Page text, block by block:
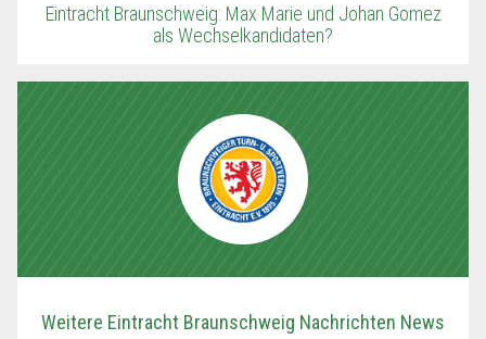
Eintracht Braunschweig: Max Marie und Johan Gomez
als Wechselkandidaten?
Weitere Eintracht Braunschweig Nachrichten News